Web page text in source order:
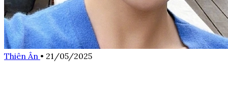
Thiên Ân • 21/05/2025